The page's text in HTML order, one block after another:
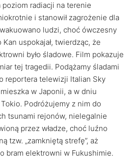
radiacji na terenie
i stanowił zagrożenie dla
ludzi, choć ówczesny
uspokajał, twierdząc, że
było śladowe. Film pokazuje
tej tragedii. Podążamy śladami
reportera telewizji Italian Sky
w Japonii, a w dniu
Podróżujemy z nim do
tsunami rejonów, nielegalnie
przez władze, choć luźno
tzw. „zamkniętą strefę”, aż
bram elektrowni w Fukushimie.